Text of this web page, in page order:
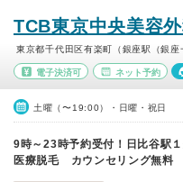
TCB東京中央美容
東京都千代田区有楽町（銀座駅（銀座
電子決済可 ネット予約
土曜（〜19:00）・日曜・祝日
9時～23時予約受付！日比谷駅
医療脱毛 カウンセリング無料